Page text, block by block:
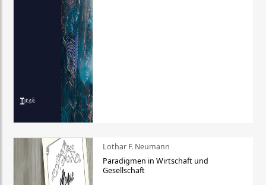
Lothar F. Neumann
Paradigmen in Wirtschaft und
Gesellschaft